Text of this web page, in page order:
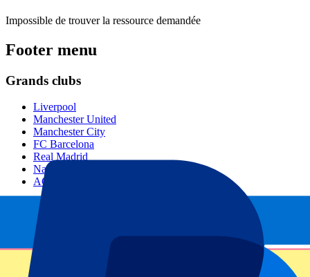
Impossible de trouver la ressource demandée
Footer menu
Grands clubs
Liverpool
Manchester United
Manchester City
FC Barcelona
Real Madrid
Napoli
AC Milan
Événements populaires
GP Espagne